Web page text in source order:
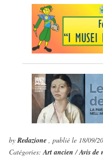
byRedazione , publié le 18/09/
Catégories:Art ancien/Avis de